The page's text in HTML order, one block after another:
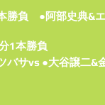
勝負 ●阿部史典&
1本勝負
サvs ●大谷譲二&